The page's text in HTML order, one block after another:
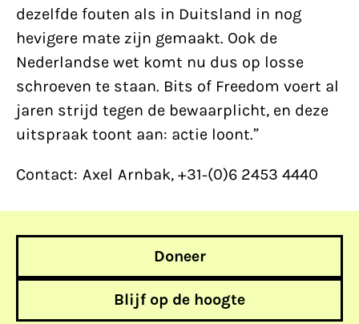
dezelfde fouten als in Duitsland in nog
hevigere mate zijn gemaakt. Ook de
Nederlandse wet komt nu dus op losse
schroeven te staan. Bits of Freedom voert al
jaren strijd tegen de bewaarplicht, en deze
uitspraak toont aan: actie loont.”
Contact: Axel Arnbak, +31-(0)6 2453 4440
Doneer
Blijf op de hoogte